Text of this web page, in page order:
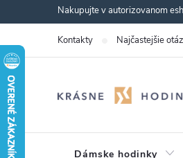
na
obsah
Nakupujte v autorizovanom
Kontakty Najčastejšie
Dámske hodinky